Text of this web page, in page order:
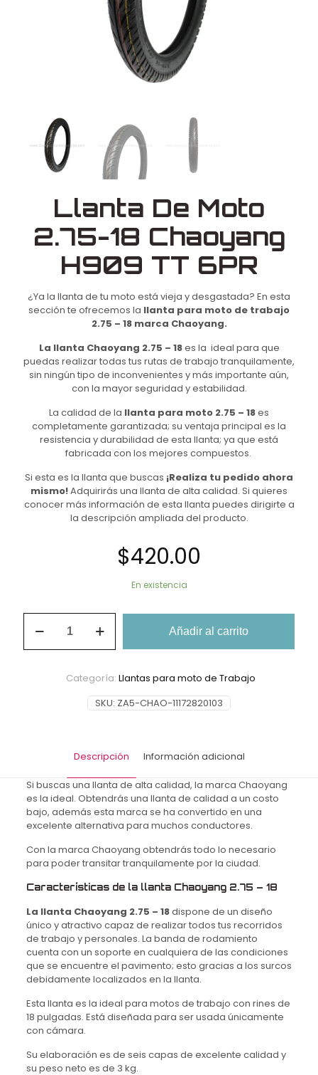
Llanta De Moto
2.75-18 Chaoyang
H909 TT 6PR
¿Ya la llanta de tu moto está vieja y desgastada? En esta
sección te ofrecemos la llanta para moto de trabajo
2.75 – 18 marca Chaoyang.
La llanta Chaoyang 2.75 – 18es la ideal para que
puedas realizar todas tus rutas de trabajo tranquilamente,
sin ningún tipo de inconvenientes y más importante aún,
con la mayor seguridad y estabilidad.
La calidad de la llanta para moto 2.75 – 18es
completamente garantizada; su ventaja principal es la
resistencia y durabilidad de esta llanta; ya que está
fabricada con los mejores compuestos.
Si esta es la llanta que buscas ¡Realiza tu pedido ahora
mismo!Adquirirás una llanta de alta calidad. Si quieres
conocer más información de esta llanta puedes dirigirte a
la descripción ampliada del producto.
$420.00
En existencia
Añadir al carrito
SKU: ZA5-CHAO-11172820103
Categoría: Llantas para moto de Trabajo
Descripción Información adicional
Si buscas una llanta de alta calidad, la marca Chaoyang
es la ideal. Obtendrás una llanta de calidad a un costo
bajo, además esta marca se ha convertido en una
excelente alternativa para muchos conductores.
Con la marca Chaoyang obtendrás todo lo necesario
para poder transitar tranquilamente por la ciudad.
Características de la llanta Chaoyang 2.75 – 18
La llanta Chaoyang 2.75 – 18dispone de un diseño
único y atractivo capaz de realizar todos tus recorridos
de trabajo y personales. La banda de rodamiento
cuenta con un soporte en cualquiera de las condiciones
que se encuentre el pavimento; esto gracias a los surcos
debidamente localizados en la llanta.
Esta llanta es la ideal para motos de trabajo con rines de
18 pulgadas. Está diseñada para ser usada únicamente
con cámara.
Su elaboración es de seis capas de excelente calidad y
su peso neto es de 3 kg.